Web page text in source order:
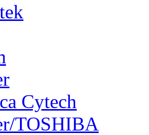
Cytech
TOSHIBA